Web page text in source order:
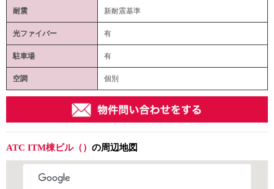
耐震 新耐震基準
光ファイバー 有
駐車場 有
空調 個別
ATC ITM棟ビル（） の周辺地図